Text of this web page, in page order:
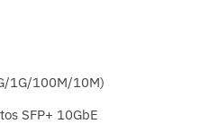
1G/100M/10M)
SFP+ 10GbE